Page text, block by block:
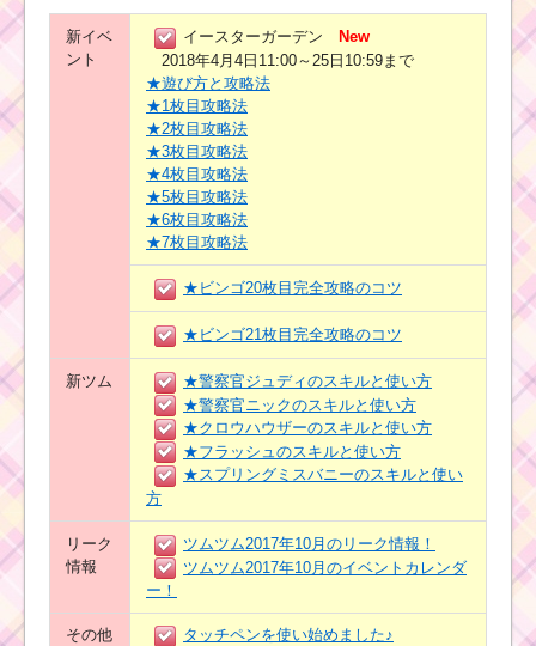
新イベ
ント
イースターガーデン New
2018年4月4日11:00～25日10:59まで
★遊び方と攻略法
★1枚目攻略法
★2枚目攻略法
★3枚目攻略法
★4枚目攻略法
★5枚目攻略法
★6枚目攻略法
★7枚目攻略法
★ビンゴ20枚目完全攻略のコツ
★ビンゴ21枚目完全攻略のコツ
新ツム
★警察官ジュディのスキルと使い方
★警察官ニックのスキルと使い方
★クロウハウザーのスキルと使い方
★フラッシュのスキルと使い方
★スプリングミスバニーのスキルと使い
方
リーク
情報
ツムツム2017年10月のリーク情報！
ツムツム2017年10月のイベントカレンダ
ー！
その他 タッチペンを使い始めました♪